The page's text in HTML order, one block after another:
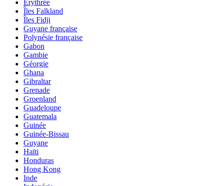
Erythrée
Îles Falkland
Îles Fidji
Guyane française
Polynésie française
Gabon
Gambie
Géorgie
Ghana
Gibraltar
Grenade
Groenland
Guadeloupe
Guatemala
Guinée
Guinée-Bissau
Guyane
Haïti
Honduras
Hong Kong
Inde